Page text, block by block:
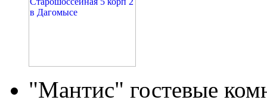
"Мантис" гостевые